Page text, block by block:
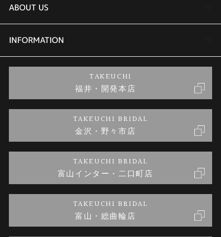
結婚指輪
セットリング
婚約ネックレス
金・プラチナのお取引
TAKEUCHI BRIDAL金沢本店情報
商品一覧
ブランドリスト
金澤指輪工房｜手作りペアリング
金澤指輪工房｜手作り結婚指輪 and 婚約指輪
金澤指輪工房｜手作り婚約指輪プロポーズプラン
ABOUT US
会社概要
お客様の声
INFORMATION
プライバシーポリシー
TAKEUCHI
福井・開発本店
TAKEUCHI BRIDAL
金沢・野々市店
TAKEUCHI BRIDAL
富山インター・二口町店
TAKEUCHI BRIDAL
富山・総曲輪店